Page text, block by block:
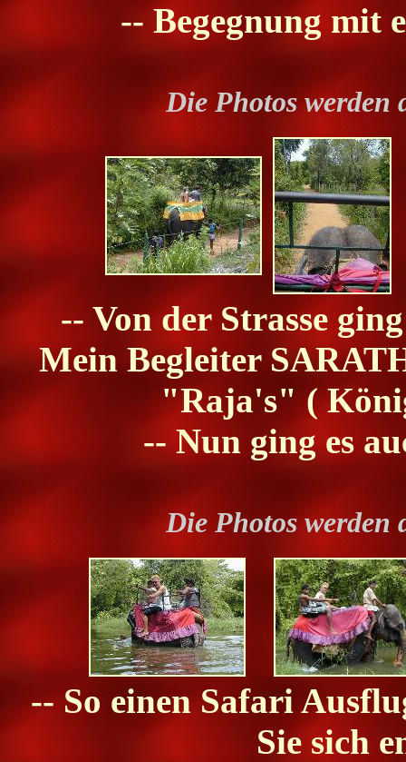
-- Begegnung mit
Die Photos
-- Von der Strasse
Mein Begleiter
"Raja's" (
-- Nun ging es
Die Photos
-- So einen Safari
Sie sich